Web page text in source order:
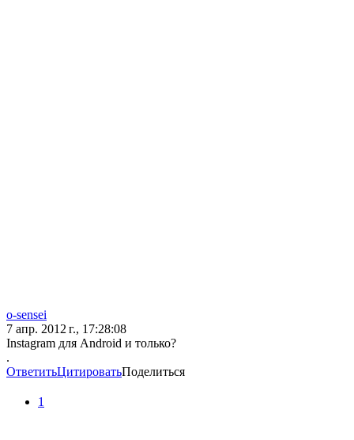
o-sensei
7 апр. 2012 г., 17:28:08
Instagram для Android и только?
.
ОтветитьЦитироватьПоделиться
1